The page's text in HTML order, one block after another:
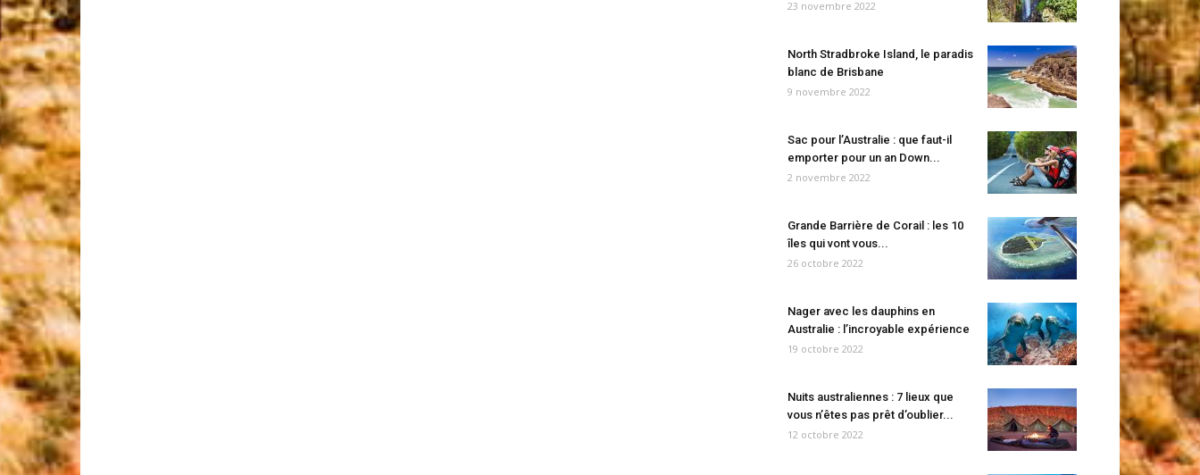
23 novembre 2022
North Stradbroke Island, le paradis
blanc de Brisbane
9 novembre 2022
Sac pour l’Australie : que faut-il
emporter pour un an Down...
2 novembre 2022
Grande Barrière de Corail : les 10
îles qui vont vous...
26 octobre 2022
Nager avec les dauphins en
Australie : l’incroyable expérience
19 octobre 2022
Nuits australiennes : 7 lieux que
vous n’êtes pas prêt d’oublier...
12 octobre 2022